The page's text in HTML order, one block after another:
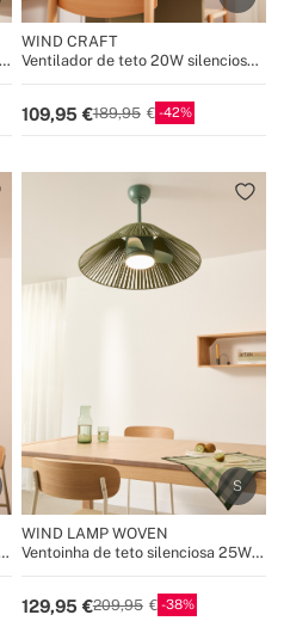
WIND CRAFT
Ventilador de teto 20W silencioso
109,95 189,95 42
WIND LAMP WOVEN
Ventoinha de teto silenciosa 25W
129,95 209,95 38